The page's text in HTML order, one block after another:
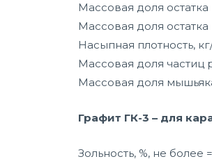
Массовая доля
Массовая доля
Насыпная плотность,
Массовая доля частиц
Массовая доля
Графит ГК-3 – для
Зольность, %, не более